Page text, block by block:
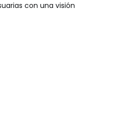
con una visión